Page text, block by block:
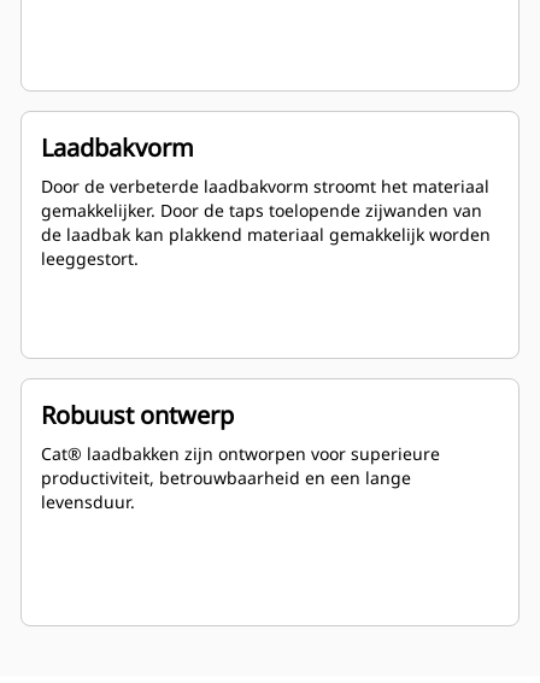
Laadbakvorm
Door de verbeterde laadbakvorm stroomt het materiaal
gemakkelijker. Door de taps toelopende zijwanden van
de laadbak kan plakkend materiaal gemakkelijk worden
leeggestort.
Robuust ontwerp
Cat® laadbakken zijn ontworpen voor superieure
productiviteit, betrouwbaarheid en een lange
levensduur.